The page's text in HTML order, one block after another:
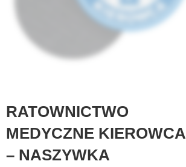
RATOWNICTWO
MEDYCZNE KIEROWCA
– NASZYWKA